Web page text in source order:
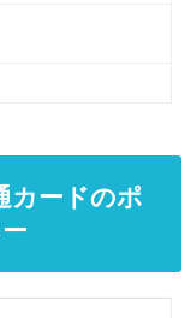
カードのポ